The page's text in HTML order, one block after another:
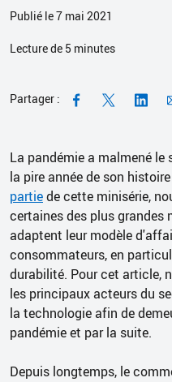
Publié le 7 mai 2021
Lecture de 5 minutes
Partager :
La pandémie a malmené
la pire année de son
partiede cette minisérie,
certaines des plus grandes
adaptent leur modèle
consommateurs, en
durabilité. Pour cet article,
les principaux acteurs du
la technologie afin de
pandémie et par la suite.
Depuis longtemps, le